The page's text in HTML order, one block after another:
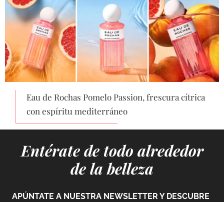
Eau de Rochas Pomelo Passion, frescura cítrica
con espíritu mediterráneo
Entérate de todo alrededor
de la belleza
APÚNTATE A NUESTRA NEWSLETTER Y DESCUBRE